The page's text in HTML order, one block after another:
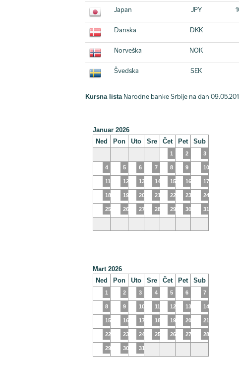
Japan JPY
Danska DKK
Norveška NOK
Švedska SEK
Kursna listaNarodne banke Srbije na dan
Januar 2026
Ned
Pon Uto Sre Čet Pet Sub
1 2 3
4 5 6 7 8 9 10
11 12 13 14 15 16 17
18 19 20 21 22 23 24
25 26 27 28 29 30 31
Mart 2026
Ned
Pon Uto Sre Čet Pet Sub
1 2 3 4 5 6 7
8 9 10 11 12 13 14
15 16 17 18 19 20 21
22 23 24 25 26 27 28
29 30 31